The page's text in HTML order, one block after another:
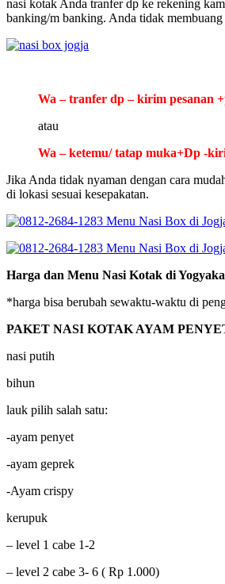
nasi kotak Anda tranfer dp ke rekening
banking/m banking. Anda tidak
Wa – tranfer dp – kirim pesanan
atau
Wa – ketemu/ tatap muka+Dp -
Jika Anda tidak nyaman dengan cara
di lokasi sesuai kesepakatan.
Harga dan Menu Nasi Kotak di
*harga bisa berubah sewaktu-waktu di
PAKET NASI KOTAK AYAM
nasi putih
bihun
lauk pilih salah satu:
-ayam penyet
-ayam geprek
-Ayam crispy
kerupuk
– level 1 cabe 1-2
– level 2 cabe 3- 6 ( Rp 1.000)